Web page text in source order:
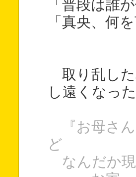
「普段は誰
「真央、何
取り乱した
し遠くなっ
『お母さ
ど
なんだか